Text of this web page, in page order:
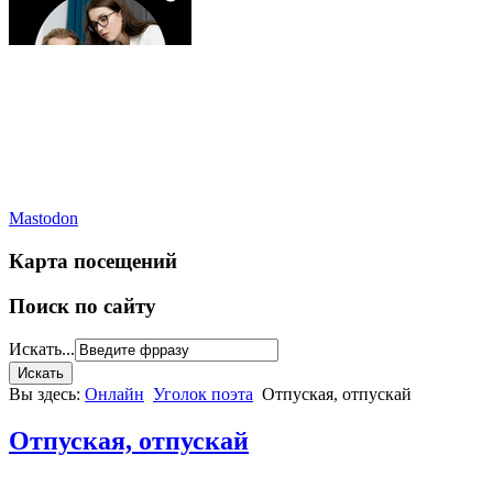
Mastodon
Карта посещений
Поиск по сайту
Искать...
Вы здесь: Онлайн Уголок поэта Отпуская, отпускай
Отпуская, отпускай